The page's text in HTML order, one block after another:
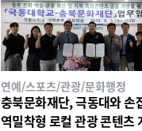
연예/스포츠/관광/문화행정
충북문화재단, 극동대와 손
역밀착형 로컬 관광 콘텐츠